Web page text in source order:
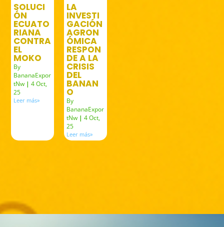
SOLUCI
ÓN
ECUATO
RIANA
CONTRA
EL
MOKO
By
BananaExpor
tNw | 4Oct,
25
Leer más»
LA
INVESTI
GACIÓN
AGRON
ÓMICA
RESPON
DE A LA
CRISIS
DEL
BANAN
O
By
BananaExpor
tNw | 4Oct,
25
Leer más»